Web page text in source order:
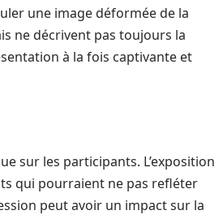
une image déformée de la
ne décrivent pas toujours la
à la fois captivante et
sur les participants. L’exposition
qui pourraient ne pas refléter
peut avoir un impact sur la